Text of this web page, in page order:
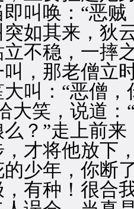
叫唤：“恶
其来，狄云
不稳，一摔
那老僧立时
叫：“恶僧
大笑，说道
？”走上前
才将他放下
少年，你断
有种！很合